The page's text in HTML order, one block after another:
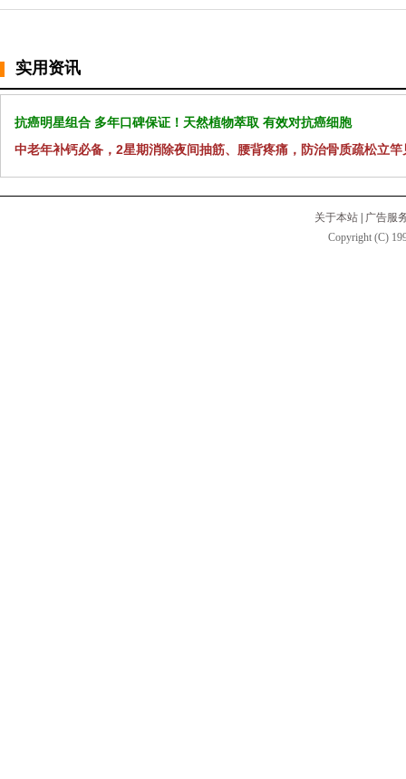
实用资讯
抗癌明星组合 多年口碑保证！天然植物萃取 有效对抗癌细胞
中老年补钙必备，2星期消除夜间抽筋、腰背疼痛，防治骨质疏松立竿
关于本站 | 广告服
Copyright (C)